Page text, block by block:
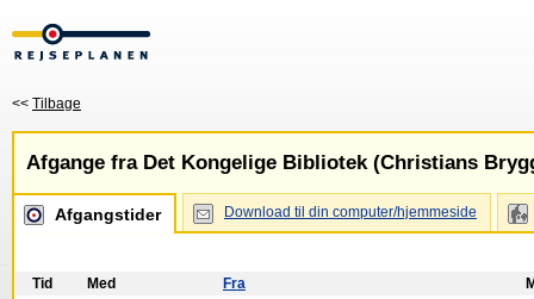
<< Tilbage
Afgange fra Det Kongelige Bibliotek (Christians
Afgangstider Download til din computer/hjemmeside
Tid Med Fra